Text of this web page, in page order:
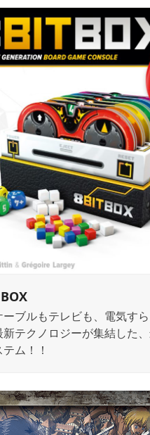
ーブルもテレビも、電気す
新テクノロジーが集結した
ム！！